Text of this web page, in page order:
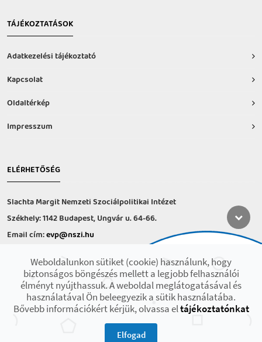
TÁJÉKOZTATÁSOK
Adatkezelési tájékoztató
Kapcsolat
Oldaltérkép
Impresszum
ELÉRHETŐSÉG
Slachta Margit Nemzeti Szociálpolitikai Intézet
Székhely: 1142 Budapest, Ungvár u. 64-66.
Email cím:evp@nszi.hu
hétfő-csütörtök: 8:00-16:00
péntek: 8:00-14.00
2021 © Minden jog fenntartva! Készült az EFOP-1.9.3-VEKOP-17 projekt
keretében.
Weboldalunkon sütiket (cookie) használunk, hogy
biztonságos böngészés mellett a legjobb felhasználói
élményt nyújthassuk. A weboldal meglátogatásával és
használatával Ön beleegyezik a sütik használatába.
Bővebb információkért kérjük, olvassa eltájékoztatónkat
Elfogad